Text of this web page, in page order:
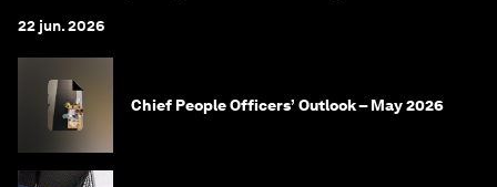
22 jun. 2026
Chief People Officers’ Outlook – May 2026